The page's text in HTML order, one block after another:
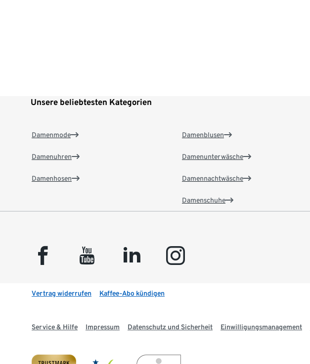
Unsere beliebtesten Kategorien
Damenmode
Damenuhren
Damenhosen
Damenblusen
Damenunterwäsche
Damennachtwäsche
Damenschuhe
facebook youtube linkedin instagram
Vertrag widerrufen Kaffee-Abo kündigen
Service & Hilfe Impressum Datenschutz und Sicherheit Einwilligungsmanagement